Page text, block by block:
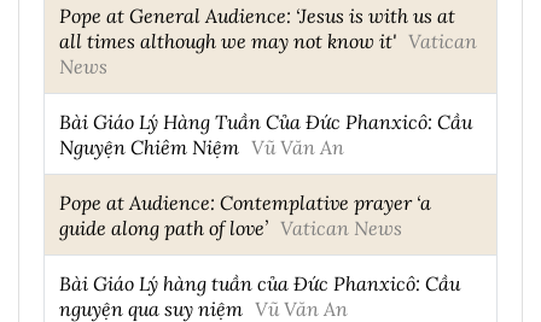
Pope at General Audience: ‘Jesus is with us at
all times although we may not know it' Vatican
News
Bài Giáo Lý Hàng Tuần Của Đức Phanxicô: Cầu
Nguyện Chiêm Niệm Vũ Văn An
Pope at Audience: Contemplative prayer ‘a
guide along path of love’ Vatican News
Bài Giáo Lý hàng tuần của Đức Phanxicô: Cầu
nguyện qua suy niệm Vũ Văn An